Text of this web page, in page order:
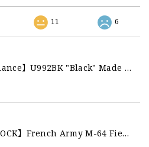
11 6
【New Balance】U992BK "Black" Made in USA 新品 ニューバランス ブラック 黒 箱付き 26 26.5 27
【DEADSTOCK】French Army M-64 Field Jacket "92C" 実物 フランス軍 フィールドジャケット コットンサテン300 デッドストック